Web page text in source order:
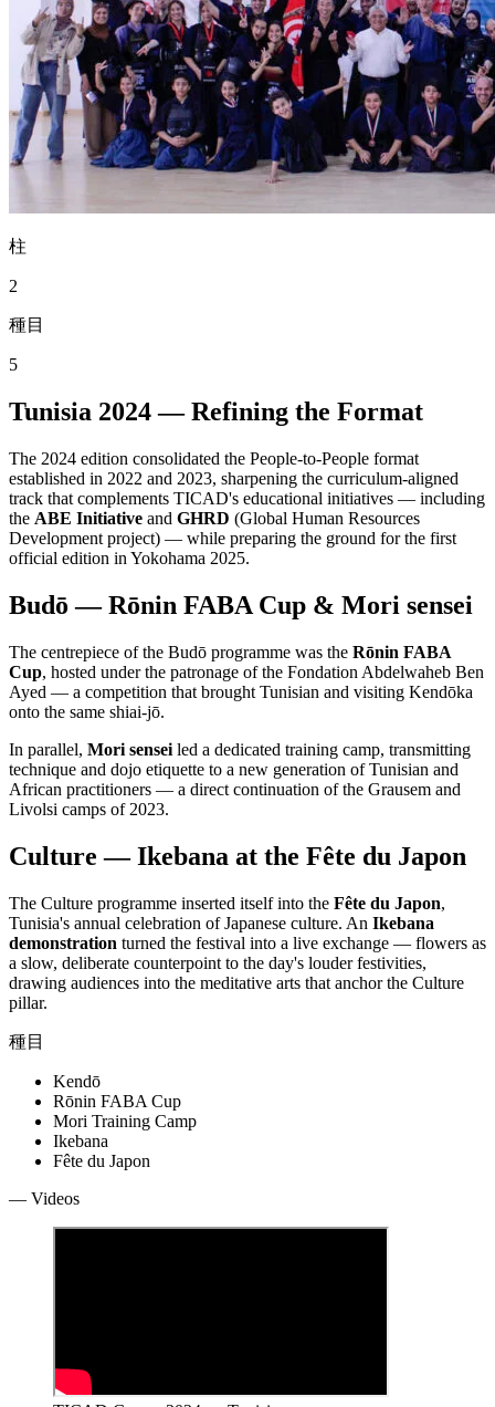
柱
2
種目
5
Tunisia 2024 — Refining the Format
The 2024 edition consolidated the People-to-People format
established in 2022 and 2023, sharpening the curriculum-aligned
track that complements TICAD's educational initiatives — including
the ABE Initiative and GHRD (Global Human Resources
Development project) — while preparing the ground for the first
official edition in Yokohama 2025.
Budō — Rōnin FABA Cup & Mori sensei
The centrepiece of the Budō programme was the Rōnin FABA
Cup, hosted under the patronage of the Fondation Abdelwaheb Ben
Ayed — a competition that brought Tunisian and visiting Kendōka
onto the same shiai-jō.
In parallel, Mori sensei led a dedicated training camp, transmitting
technique and dojo etiquette to a new generation of Tunisian and
African practitioners — a direct continuation of the Grausem and
Livolsi camps of 2023.
Culture — Ikebana at the Fête du Japon
The Culture programme inserted itself into the Fête du Japon,
Tunisia's annual celebration of Japanese culture. An Ikebana
demonstration turned the festival into a live exchange — flowers as
a slow, deliberate counterpoint to the day's louder festivities,
drawing audiences into the meditative arts that anchor the Culture
pillar.
種目
Kendō
Rōnin FABA Cup
Mori Training Camp
Ikebana
Fête du Japon
— Videos